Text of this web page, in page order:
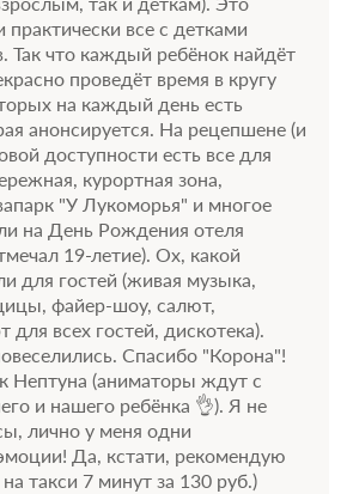
все с детками
Так что каждый ребёнок найдёт
проведёт время в кругу
на каждый день есть
анонсируется. На рецепшене (и
доступности есть все для
курортная зона,
"У Лукоморья" и многое
на День Рождения отеля
19-летие). Ох, какой
для гостей (живая музыка,
файер-шоу, салют,
для всех гостей, дискотека).
Спасибо "Корона"!
Нептуна (аниматоры ждут с
и нашего ребёнка 👌). Я не
лично у меня одни
Да, кстати, рекомендую
такси 7 минут за 130 руб.)